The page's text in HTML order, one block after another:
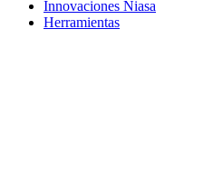
Innovaciones Niasa
Herramientas